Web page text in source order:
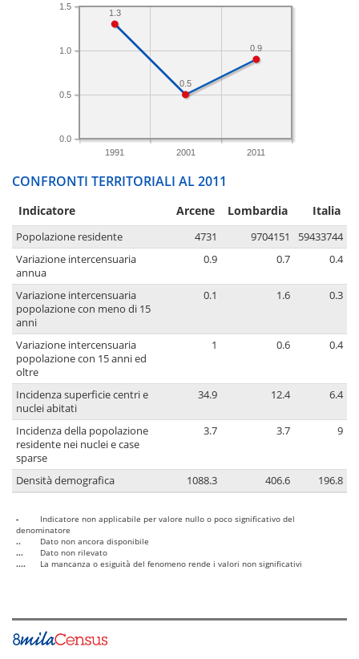
1991 2001 2011
0.0
0.5
1.0
1.5
0.9
0.5
1.3
CONFRONTI TERRITORIALI AL 2011
Indicatore Arcene Lombardia Italia
Popolazione residente 4731 9704151
59433744
Variazione intercensuaria
annua
0.9 0.7 0.4
Variazione intercensuaria
popolazione con meno di 15
anni
0.1 1.6 0.3
Variazione intercensuaria
popolazione con 15 anni ed
oltre
1 0.6 0.4
Incidenza superficie centri e
nuclei abitati
34.9 12.4 6.4
Incidenza della popolazione
residente nei nuclei e case
sparse
3.7 3.7 9
Densità demografica 1088.3 406.6 196.8
-
Indicatore non applicabile per valore nullo o poco significativo del
denominatore
..
Dato non ancora disponibile
...
Dato non rilevato
....
La mancanza o esiguità del fenomeno rende i valori non significativi